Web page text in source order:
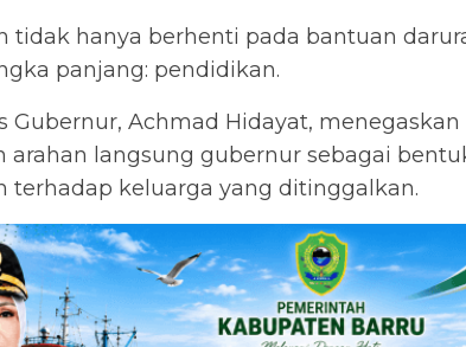
tidak hanya berhenti pada bantuan
panjang: pendidikan.
Gubernur, Achmad Hidayat,
arahan langsung gubernur sebagai
terhadap keluarga yang ditinggalkan.